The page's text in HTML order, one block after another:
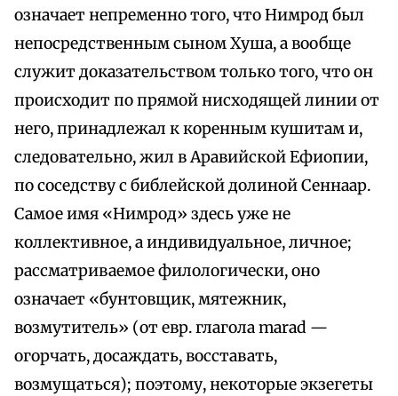
означает непременно того, что Нимрод был
непосредственным сыном Хуша, а вообще
служит доказательством только того, что он
происходит по прямой нисходящей линии от
него, принадлежал к коренным кушитам и,
следовательно, жил в Аравийской Ефиопии,
по соседству с библейской долиной Сеннаар.
Самое имя «Нимрод» здесь уже не
коллективное, а индивидуальное, личное;
рассматриваемое филологически, оно
означает «бунтовщик, мятежник,
возмутитель» (от евр. глагола marad —
огорчать, досаждать, восставать,
возмущаться); поэтому, некоторые экзегеты